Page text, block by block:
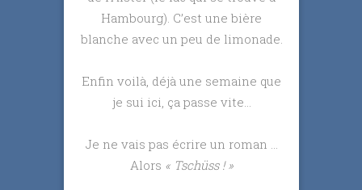
Hambourg). C’est une bière
blanche avec un peu de limonade.
Enfin voilà, déjà une semaine que
je sui ici, ça passe vite…
Je ne vais pas écrire un roman …
Alors « Tschüss ! »